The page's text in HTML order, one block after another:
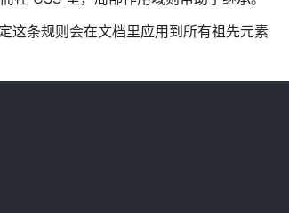
条规则会在文档里应用到所有祖先元素